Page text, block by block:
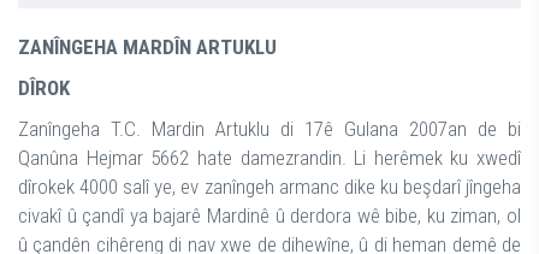
ZANÎNGEHA MARDÎN ARTUKLU
DÎROK
Zanîngeha T.C. Mardin Artuklu di 17ê Gulana 2007an de bi
Qanûna Hejmar 5662 hate damezrandin. Li herêmek ku xwedî
dîrokek 4000 salî ye, ev zanîngeh armanc dike ku beşdarî jîngeha
civakî û çandî ya bajarê Mardinê û derdora wê bibe, ku ziman, ol
û çandên cihêreng di nav xwe de dihewîne, û di heman demê de